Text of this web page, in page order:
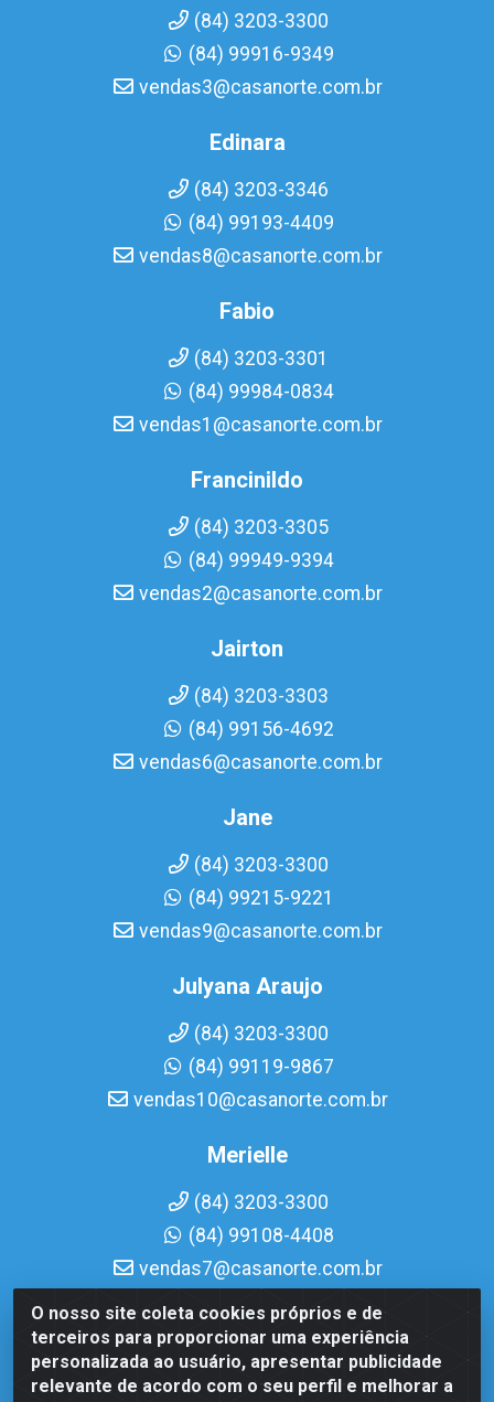
O nosso site coleta cookies próprios e de
terceiros para proporcionar uma experiência
personalizada ao usuário, apresentar publicidade
relevante de acordo com o seu perfil e melhorar a
(84) 3203-3300
(84) 99916-9349
vendas3@casanorte.com.br
Edinara
(84) 3203-3346
(84) 99193-4409
vendas8@casanorte.com.br
Fabio
(84) 3203-3301
(84) 99984-0834
vendas1@casanorte.com.br
Francinildo
(84) 3203-3305
(84) 99949-9394
vendas2@casanorte.com.br
Jairton
(84) 3203-3303
(84) 99156-4692
vendas6@casanorte.com.br
Jane
(84) 3203-3300
(84) 99215-9221
vendas9@casanorte.com.br
Julyana Araujo
(84) 3203-3300
(84) 99119-9867
vendas10@casanorte.com.br
Merielle
(84) 3203-3300
(84) 99108-4408
vendas7@casanorte.com.br
Casa Norte LTDA - Av. Interventor Mário Câmara, 1815 -
Dix-Sept Rosado, Natal/RN - CEP 59054-600 - CNPJ
08.713.513/0001-51